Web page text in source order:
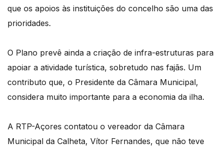
que os apoios às instituições do concelho são uma das
prioridades.
O Plano prevê ainda a criação de infra-estruturas para
apoiar a atividade turística, sobretudo nas fajãs. Um
contributo que, o Presidente da Câmara Municipal,
considera muito importante para a economia da ilha.
A RTP-Açores contatou o vereador da Câmara
Municipal da Calheta, Vítor Fernandes, que não teve